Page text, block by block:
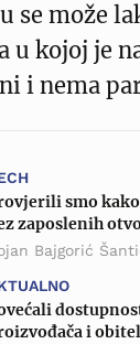
se može
u kojoj je
i nema
smo
zaposlenih
Bajgorić
i